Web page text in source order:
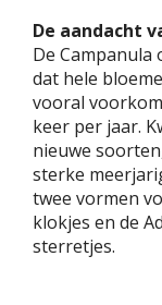
De aandacht
De
dat hele
vooral
keer per jaar.
nieuwe
sterke
twee vormen
klokjes en de
sterretjes.